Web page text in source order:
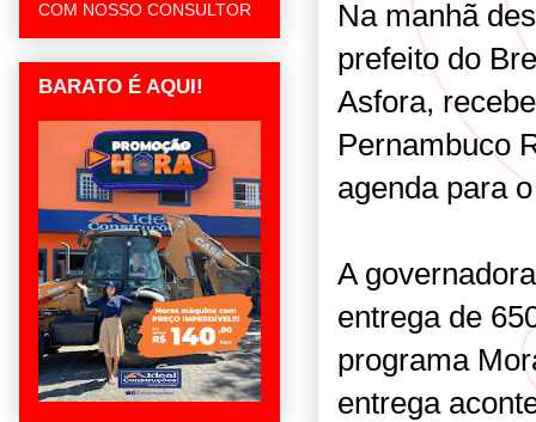
Na manhã
prefeito do
Asfora,
Pernambuco
agenda para
A
entrega de
programa
entrega
COM NOSSO CONSULTOR
BARATO É AQUI!